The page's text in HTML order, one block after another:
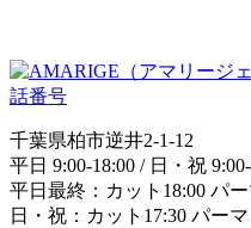
千葉県柏市逆井2-1-12
平日 9:00-18:00 / 日・祝
平日最終：カット18:00 パ
日・祝：カット17:30 パー